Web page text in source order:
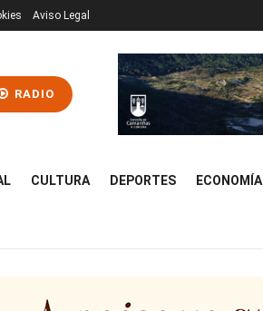
Aviso Legal
RADIO
CULTURA DEPORTES ECONOMÍA